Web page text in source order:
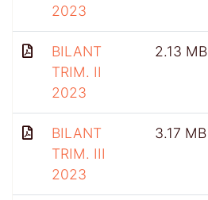
2023
BILANT
TRIM. II
2023
2.13 MB
BILANT
TRIM. III
2023
3.17 MB